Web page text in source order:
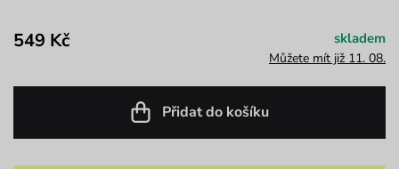
549 Kč skladem
Můžete mít již 11. 08.
Přidat do košíku